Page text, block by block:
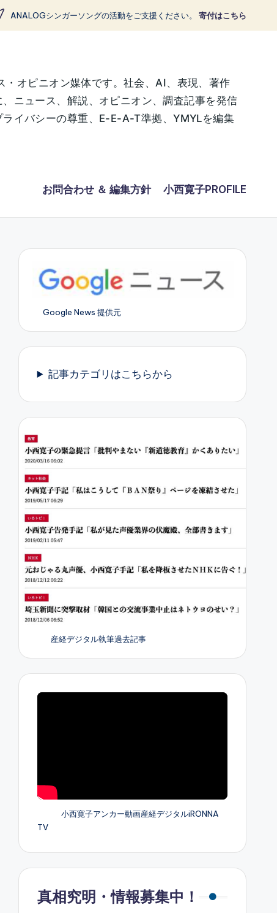
ANALOGシンガーソングの活動をご支援ください。 寄付はこちら
オピニオン媒体です。社会、AI、表現、著作
ニュース、解説、オピニオン、調査記事を発信
イバシーの尊重、E-E-A-T準拠、YMYLを編集
お問合わせ ＆ 編集方針 小西寛子PROFILE
Google News 提供元
記事カテゴリはこちらから
産経デジタル執筆過去記事
小西寛子アンカー動画産経デジタルiRONNA
TV
真相究明・情報募集中！